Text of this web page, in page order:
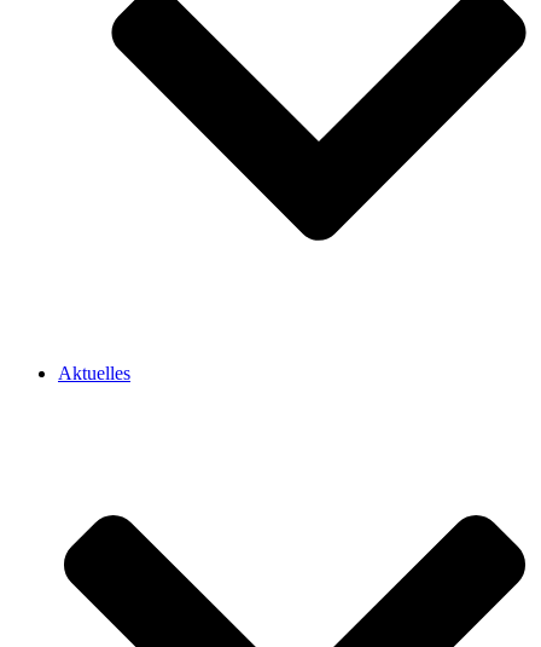
Aktuelles